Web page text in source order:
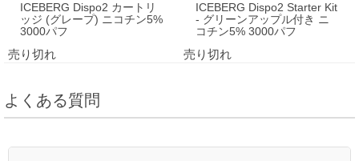
ICEBERG Dispo2 カートリ
ッジ (グレープ) ニコチン5%
3000パフ
売り切れ
ICEBERG Dispo2 Starter Kit
- グリーンアップル付き ニ
コチン5% 3000パフ
売り切れ
よくある質問